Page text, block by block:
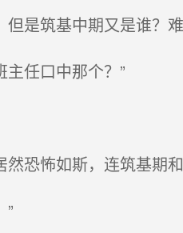
是筑基中期又是谁？
任口中那个？”
恐怖如斯，连筑基期